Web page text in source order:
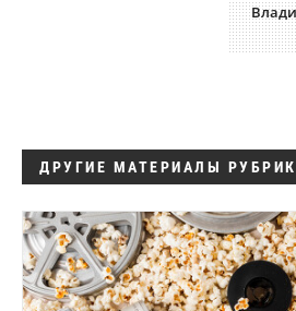
ДРУГИЕ МАТЕРИАЛЫ